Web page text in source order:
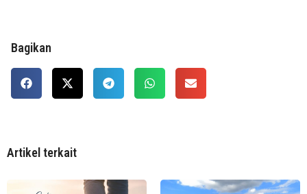
Bagikan
Artikel terkait